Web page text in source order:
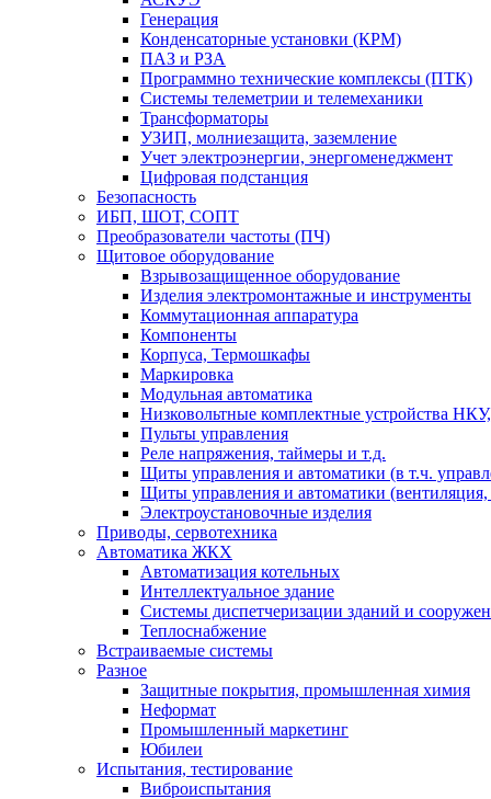
Генерация
Конденсаторные установки (КРМ)
ПАЗ и РЗА
Программно технические комплексы (ПТК)
Системы телеметрии и телемеханики
Трансформаторы
УЗИП, молниезащита, заземление
Учет электроэнергии, энергоменеджмент
Цифровая подстанция
Безопасность
ИБП, ШОТ, СОПТ
Преобразователи частоты (ПЧ)
Щитовое оборудование
Взрывозащищенное оборудование
Изделия электромонтажные и инструменты
Коммутационная аппаратура
Компоненты
Корпуса, Термошкафы
Маркировка
Модульная автоматика
Низковольтные комплектные устройства
Пульты управления
Реле напряжения, таймеры и т.д.
Щиты управления и автоматики (в т.ч.
Щиты управления и автоматики (вентиляция,
Электроустановочные изделия
Приводы, сервотехника
Автоматика ЖКХ
Автоматизация котельных
Интеллектуальное здание
Системы диспетчеризации зданий и
Теплоснабжение
Встраиваемые системы
Разное
Защитные покрытия, промышленная химия
Неформат
Промышленный маркетинг
Юбилеи
Испытания, тестирование
Виброиспытания